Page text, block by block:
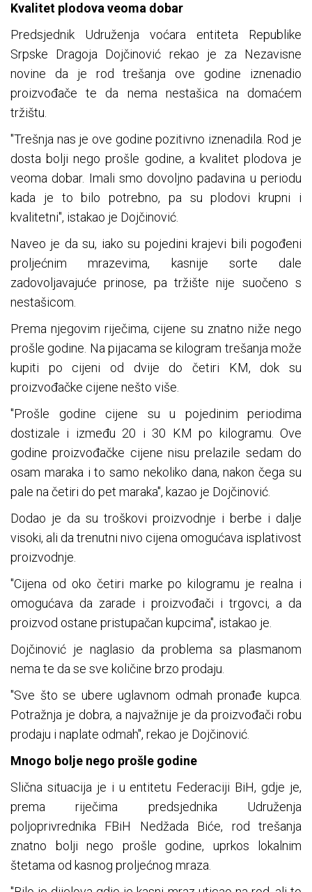
Kvalitet plodova veoma dobar
Predsjednik Udruženja voćara entiteta Republike
Srpske Dragoja Dojčinović rekao je za Nezavisne
novine da je rod trešanja ove godine iznenadio
proizvođače te da nema nestašica na domaćem
tržištu.
"Trešnja nas je ove godine pozitivno iznenadila. Rod je
dosta bolji nego prošle godine, a kvalitet plodova je
veoma dobar. Imali smo dovoljno padavina u periodu
kada je to bilo potrebno, pa su plodovi krupni i
kvalitetni", istakao je Dojčinović.
Naveo je da su, iako su pojedini krajevi bili pogođeni
proljećnim mrazevima, kasnije sorte dale
zadovoljavajuće prinose, pa tržište nije suočeno s
nestašicom.
Prema njegovim riječima, cijene su znatno niže nego
prošle godine. Na pijacama se kilogram trešanja može
kupiti po cijeni od dvije do četiri KM, dok su
proizvođačke cijene nešto više.
"Prošle godine cijene su u pojedinim periodima
dostizale i između 20 i 30 KM po kilogramu. Ove
godine proizvođačke cijene nisu prelazile sedam do
osam maraka i to samo nekoliko dana, nakon čega su
pale na četiri do pet maraka", kazao je Dojčinović.
Dodao je da su troškovi proizvodnje i berbe i dalje
visoki, ali da trenutni nivo cijena omogućava isplativost
proizvodnje.
"Cijena od oko četiri marke po kilogramu je realna i
omogućava da zarade i proizvođači i trgovci, a da
proizvod ostane pristupačan kupcima", istakao je.
Dojčinović je naglasio da problema sa plasmanom
nema te da se sve količine brzo prodaju.
"Sve što se ubere uglavnom odmah pronađe kupca.
Potražnja je dobra, a najvažnije je da proizvođači robu
prodaju i naplate odmah", rekao je Dojčinović.
Mnogo bolje nego prošle godine
Slična situacija je i u entitetu Federaciji BiH, gdje je,
prema riječima predsjednika Udruženja
poljoprivrednika FBiH Nedžada Biće, rod trešanja
znatno bolji nego prošle godine, uprkos lokalnim
štetama od kasnog proljećnog mraza.